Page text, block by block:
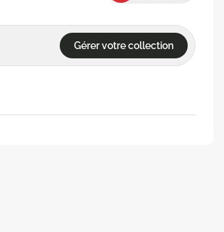
Gérer votre collection